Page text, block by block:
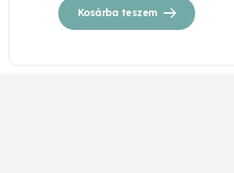
Kosárba teszem